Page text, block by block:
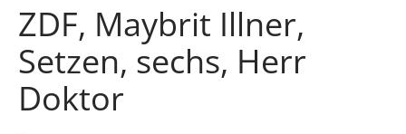
ZDF, Maybrit Illner,
Setzen, sechs, Herr
Doktor